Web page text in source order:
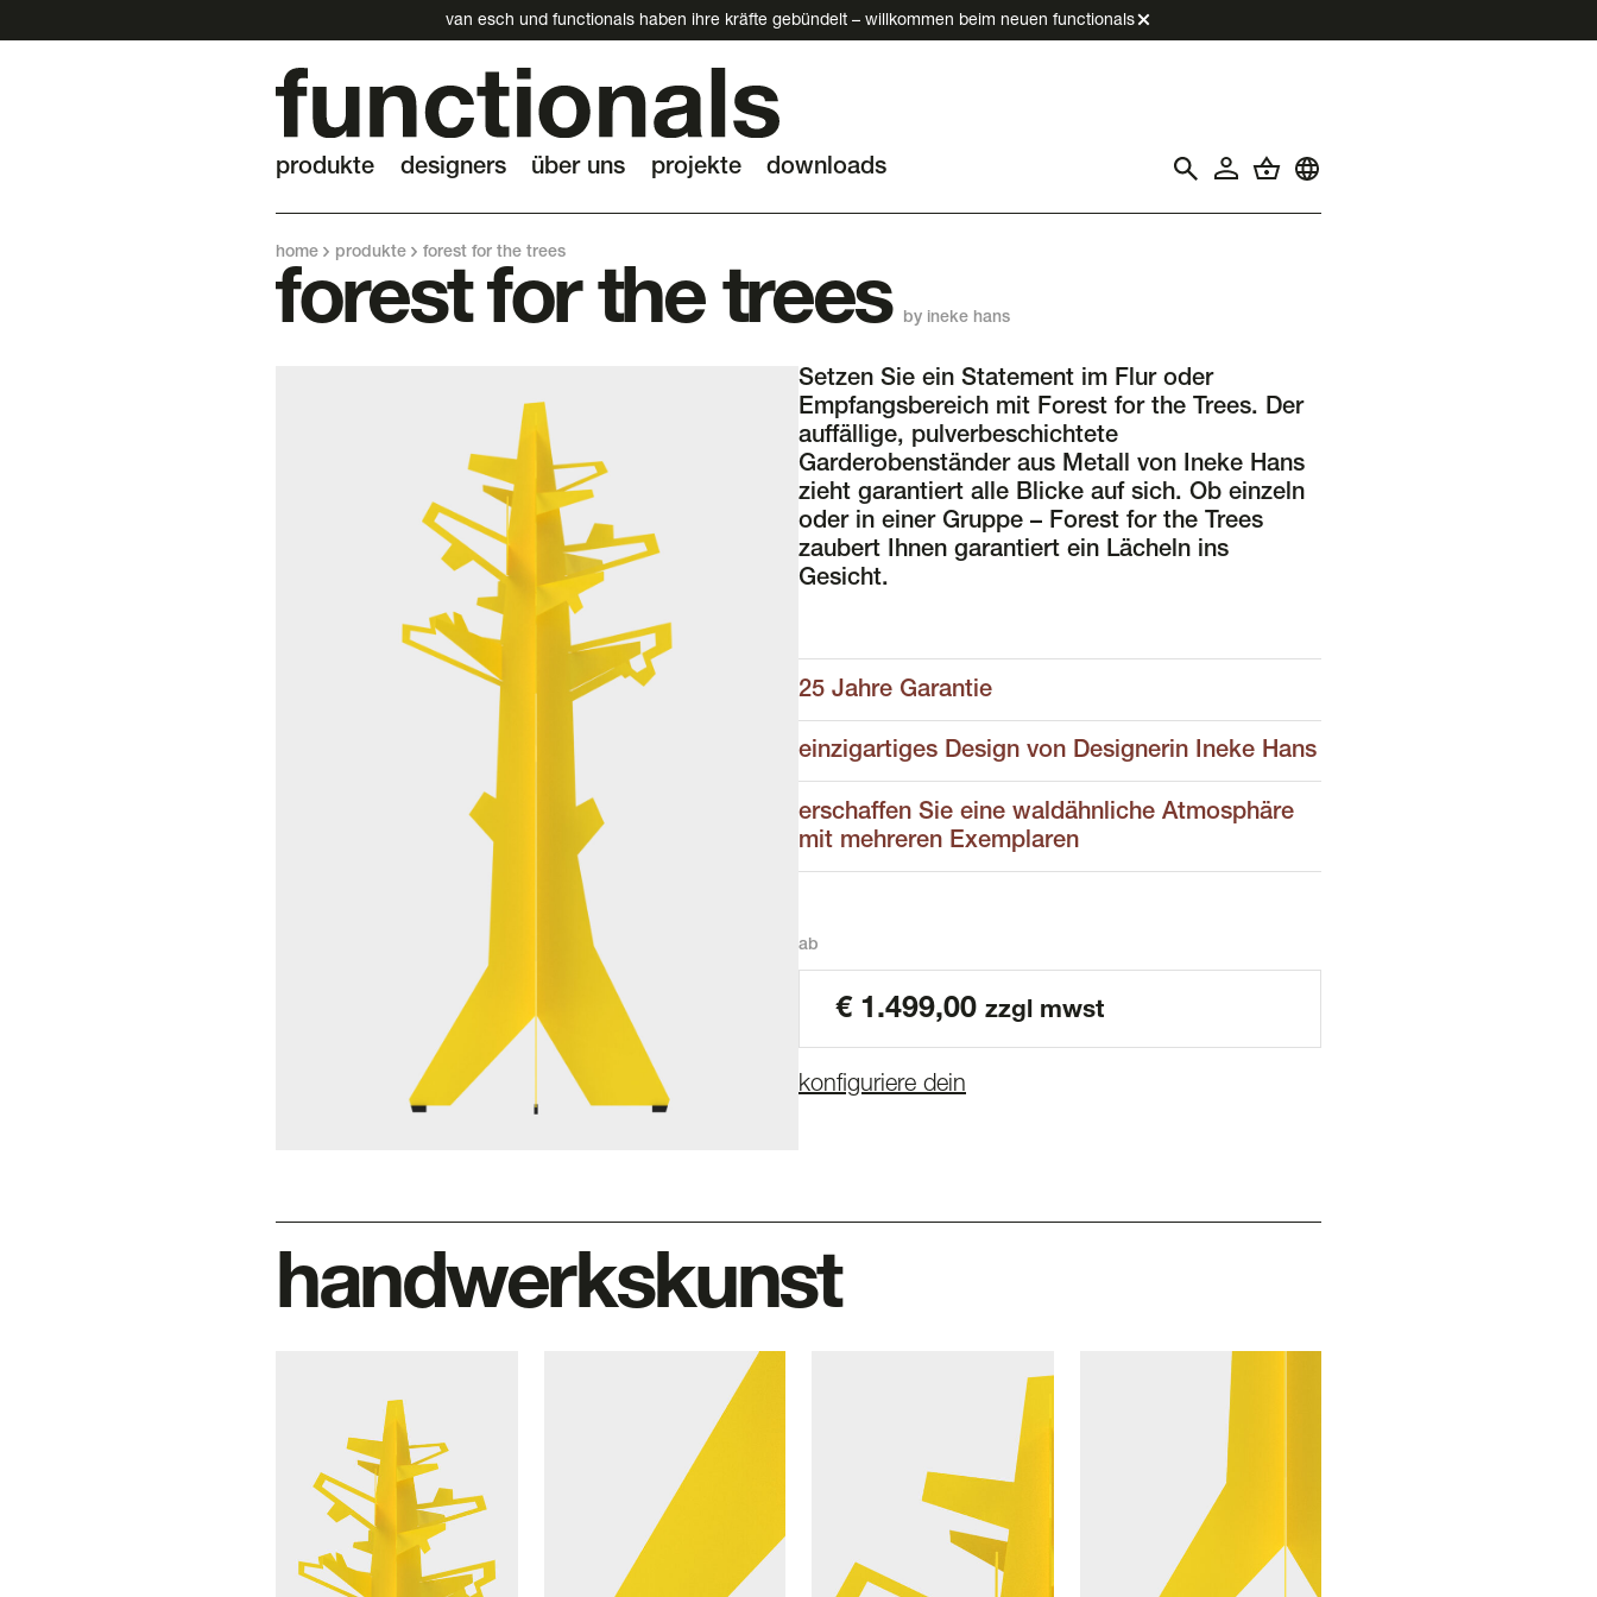
van esch und functionals haben ihre kräfte gebündelt – willkommen beim neuen functionals
produkte designers über uns projekte downloads
home produkte forest for the trees
forest for the trees by ineke hans
Setzen Sie ein Statement im Flur oder
Empfangsbereich mit Forest for the Trees. Der
auffällige, pulverbeschichtete
Garderobenständer aus Metall von Ineke Hans
zieht garantiert alle Blicke auf sich. Ob einzeln
oder in einer Gruppe – Forest for the Trees
zaubert Ihnen garantiert ein Lächeln ins
Gesicht.
25 Jahre Garantie
einzigartiges Design von Designerin Ineke Hans
erschaffen Sie eine waldähnliche Atmosphäre
mit mehreren Exemplaren
ab
€1.499,00 zzgl mwst
konfiguriere dein
handwerkskunst